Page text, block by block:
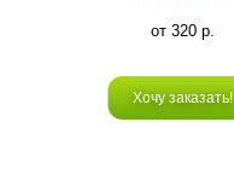
от 320 р.
Хочу заказать!